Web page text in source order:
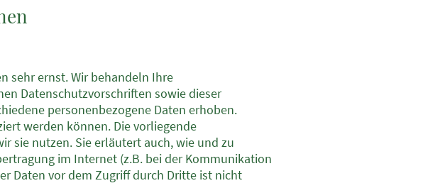
sehr ernst. Wir behandeln Ihre
Datenschutzvorschriften sowie dieser
personenbezogene Daten erhoben.
werden können. Die vorliegende
sie nutzen. Sie erläutert auch, wie und zu
im Internet (z.B. bei der Kommunikation
Daten vor dem Zugriff durch Dritte ist nicht